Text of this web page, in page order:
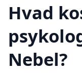
Hvad
Nebel?